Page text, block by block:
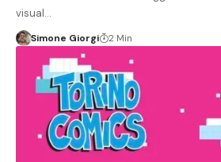
visual…
Simone Giorgi 2 Min